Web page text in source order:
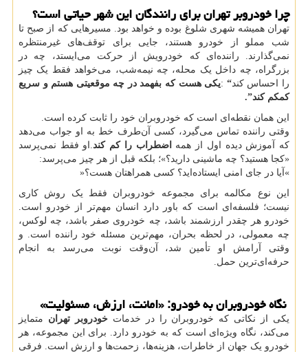
چرا خودروبر تهران برای رانندگان این شهر حیاتی است؟
تهران همیشه شهری شلوغ بوده و خواهد بود. مسیرهایی که از صبح تا
شب مملو از خودرو هستند، جایی برای توقف‌های غیرمنتظره
نمی‌گذارند. راننده‌ای که خودرویش از حرکت می‌ایستد، چه در
بزرگراه، چه داخل یک محله، چه نیمه‌شب، می‌خواهد فقط یک چیز
را احساس کند
: “ یکی هست که بفهمد در چه موقعیتی هستم و سریع
کمکم کند.”
این همان نقطه‌ای است که خودروبران خود را ثابت کرده است.
وقتی راننده تماس می‌گیرد، کسی آن‌طرف خط به او جواب می‌دهد
که آموزش دیده اول از همه
اضطراب را کم کند.او فقط نمی‌پرسد
«کجا هستید؟ چه ماشینی دارید؟»؛ بلکه قبل از هر چیز می‌پرسد :
« آیا در جای امنی ایستاده‌اید؟ کسی همراهتان هست؟»
این نوع مکالمه برای مجموعه خودروبران فقط یک روش کاری
نیست؛ فلسفه‌ای است که باور دارد انسان مهم‌تر از خودرو است.
خودرو هر چقدر ارزشمند باشد، چه خودروی صفر باشد، چه لوکس،
چه معمولی، در لحظه بحران، مهم‌ترین مسئله خود راننده است. و
وقتی آرامش او تأمین شد، آن‌وقت نوبت می‌رسد به انجام
حرفه‌ای‌ترین حمل.
نگاه خودروبران به خودرو: «امانت، ارزش، مسئولیت»
یکی از نکاتی که خودروبران را در خدماتخودروبر تهران متمایز
می‌کند، نگاه ویژه‌ای است که به خودرو دارد. برای این مجموعه، هر
خودرو یک جهان از خاطرات، هزینه‌ها، زحمت‌ها و ارزش است. فرقی